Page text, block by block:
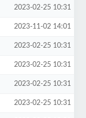
2023-02-25 10:31
2023-11-02 14:01
2023-02-25 10:31
2023-02-25 10:31
2023-02-25 10:31
2023-02-25 10:31